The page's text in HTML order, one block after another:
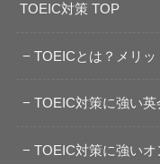
TOEIC対策 TOP
TOEICとは？メリ
TOEIC対策に強い
TOEIC対策に強い